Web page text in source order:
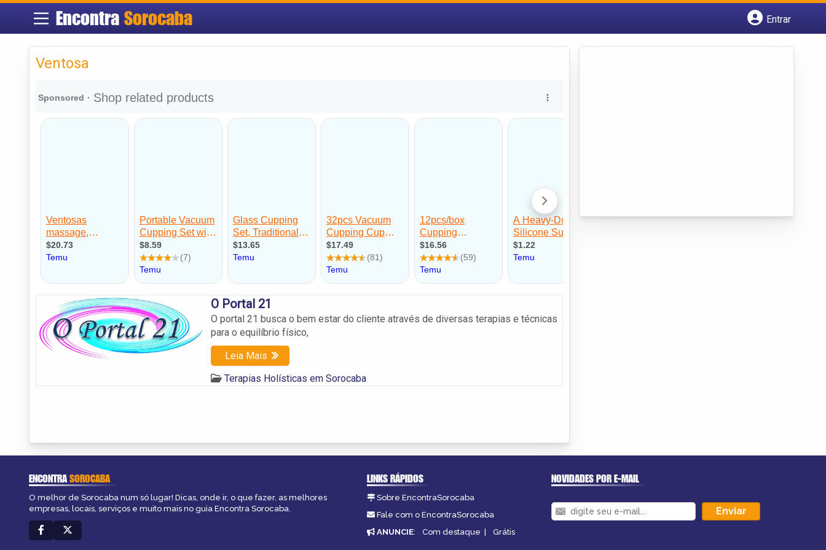
Encontra Sorocaba
Entrar
Ventosa
O Portal 21
O portal 21 busca o bem estar do cliente através de diversas terapias e técnicas
para o equilíbrio físico,
Leia Mais
Terapias Holísticas em Sorocaba
ENCONTRASOROCABA
O melhor de Sorocaba num só lugar! Dicas, onde ir, o que fazer, as melhores
empresas, locais, serviços e muito mais no guia Encontra Sorocaba.
LINKS RÁPIDOS
Sobre EncontraSorocaba
Fale com o EncontraSorocaba
ANUNCIE: Com destaque | Grátis
NOVIDADES POR E-MAIL